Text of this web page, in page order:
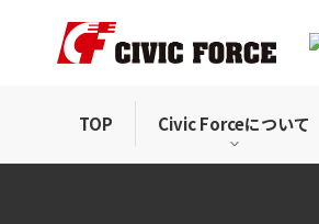
TOP Civic Forceについて